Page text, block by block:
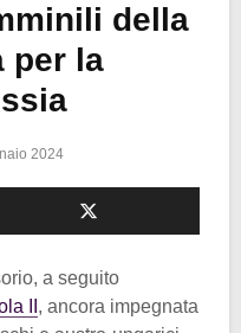
della
per la
2024
a seguito
II , ancora impegnata